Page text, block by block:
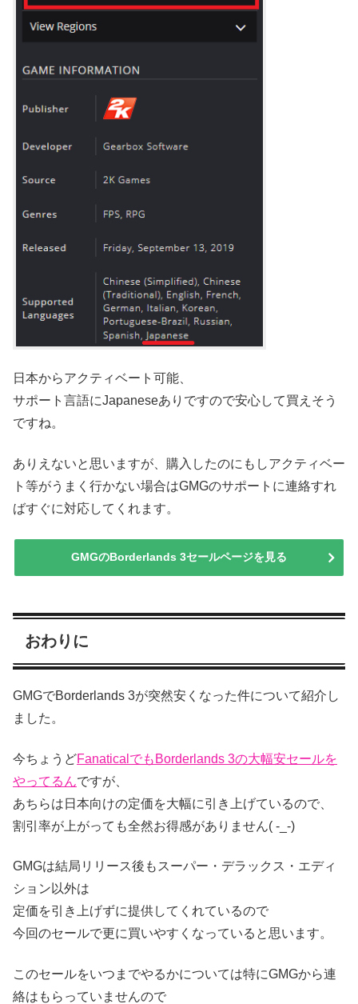
日本からアクティベート可能、
サポート言語にJapaneseありですので安心して買えそう
ですね。
ありえないと思いますが、購入したのにもしアクティベー
ト等がうまく行かない場合はGMGのサポートに連絡すれ
ばすぐに対応してくれます。
GMGのBorderlands 3セールページを見る
おわりに
GMGでBorderlands 3が突然安くなった件について紹介し
ました。
今ちょうどFanaticalでもBorderlands 3の大幅安セールを
やってるんですが、
あちらは日本向けの定価を大幅に引き上げているので、
割引率が上がっても全然お得感がありません( -_-)
GMGは結局リリース後もスーパー・デラックス・エディ
ション以外は
定価を引き上げずに提供してくれているので
今回のセールで更に買いやすくなっていると思います。
このセールをいつまでやるかについては特にGMGから連
絡はもらっていませんので